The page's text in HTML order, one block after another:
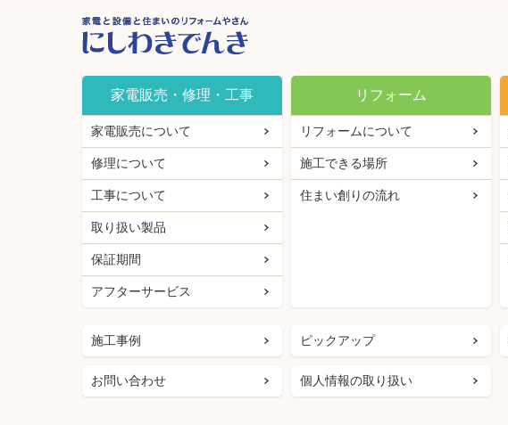
家電販売・修理・工事
家電販売について
修理について
工事について
取り扱い製品
保証期間
アフターサービス
リフォーム
リフォームについて
施工できる場所
住まい創りの流れ
施工事例 ピックアップ
お問い合わせ 個人情報の取り扱い